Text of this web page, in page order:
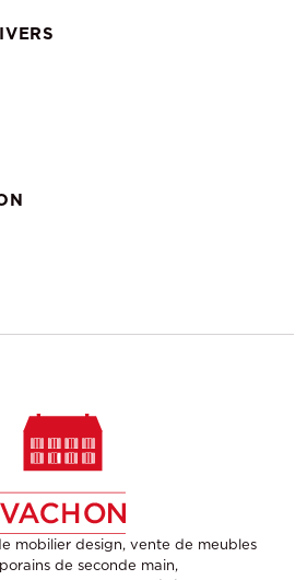
mobilier design, vente de meubles
de seconde main,